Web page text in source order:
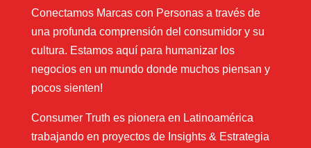
Conectamos Marcas con Personas a través de
una profunda comprensión del consumidor y su
cultura. Estamos aquí para humanizar los
negocios en un mundo donde muchos piensan y
pocos sienten!
Consumer Truth es pionera en Latinoamérica
trabajando en proyectos de Insights & Estrategia